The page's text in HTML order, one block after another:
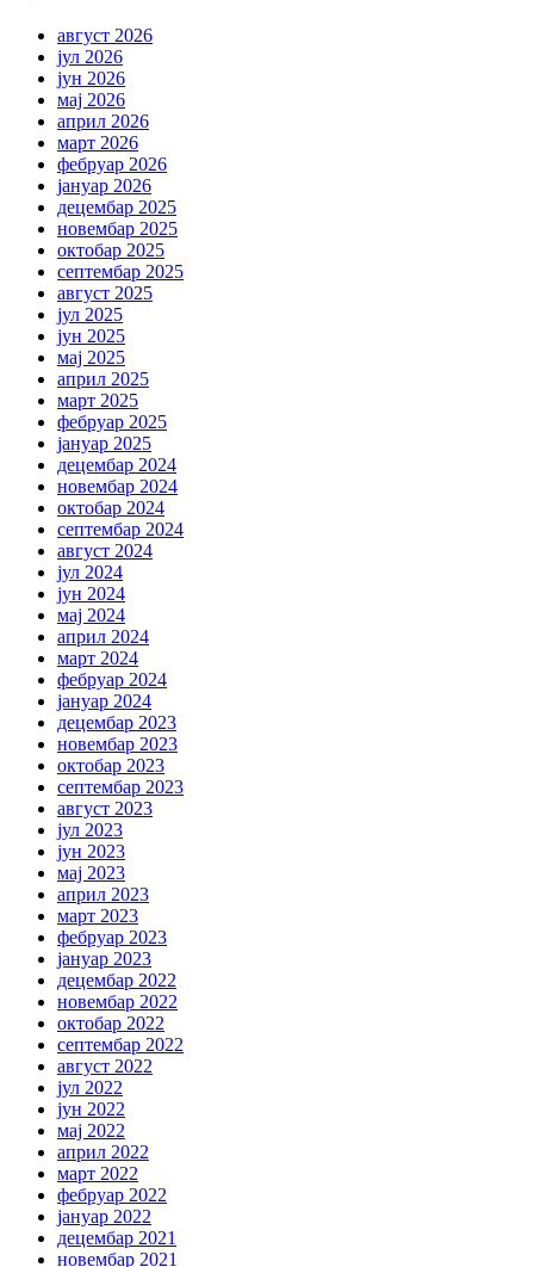
август 2026
јул 2026
јун 2026
мај 2026
април 2026
март 2026
фебруар 2026
јануар 2026
децембар 2025
новембар 2025
октобар 2025
септембар 2025
август 2025
јул 2025
јун 2025
мај 2025
април 2025
март 2025
фебруар 2025
јануар 2025
децембар 2024
новембар 2024
октобар 2024
септембар 2024
август 2024
јул 2024
јун 2024
мај 2024
април 2024
март 2024
фебруар 2024
јануар 2024
децембар 2023
новембар 2023
октобар 2023
септембар 2023
август 2023
јул 2023
јун 2023
мај 2023
април 2023
март 2023
фебруар 2023
јануар 2023
децембар 2022
новембар 2022
октобар 2022
септембар 2022
август 2022
јул 2022
јун 2022
мај 2022
април 2022
март 2022
фебруар 2022
јануар 2022
децембар 2021
новембар 2021